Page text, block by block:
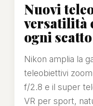
Nuovi
versatilità
ogni scatto
Nikon amplia la
teleobiettivi
f/2.8 e il super
VR per sport,